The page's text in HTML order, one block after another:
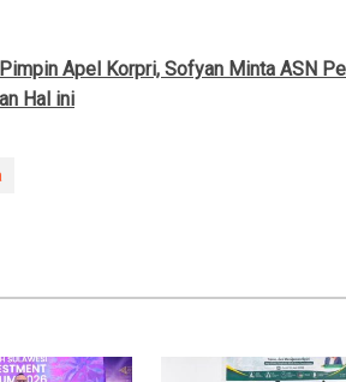
Pimpin Apel Korpri, Sofyan Minta ASN
Hal ini